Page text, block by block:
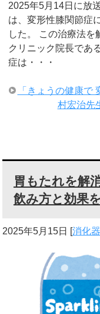
2025年5月14日に放
は、変形性膝関節症
した。 この治療法
クリニック院長であ
症は・・・
「きょうの健康で
村宏治先
胃もたれを解
飲み方と効果
2025年5月15日 [消化